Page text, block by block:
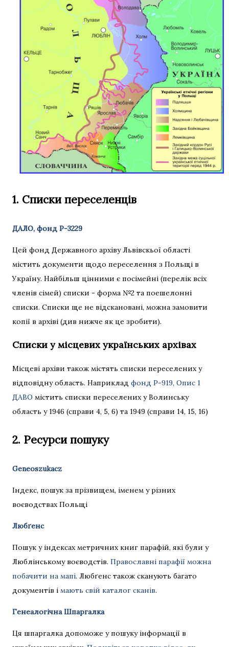
1. Списки переселенців
ДАЛО, фонд Р-3229
Цей фонд Державного архіву Львівскьої області
містить документи щодо переселення з Польщі в
Україну. Найбільш цінними є посімейні (перелік всіх
членів сімей) списки - форма №2 та поешелонні
списки. Списки ще не відскановані, можна замовити
копії в архіві (див нижче як це зробити).
Списки у місцевих українських архівах
Місцеві архіви також містять списки переселених у
відповідну область. Наприклад фонд Р-919, Опис 1
ДАВО містить списки переселених у Волинську
область у 1946 (справи 4, 5, 6) та 1949 (справи 14, 15, 16)
2. Ресурси пошуку
Geneoszukacz
Індекс, пошук за прізвищем, іменем у різних
воєводствах Польщі
Любґенс
Пошук у індексах метричних книг парафій, які були у
Люблінському воєводстів. Православні парафії можна
побачити на мапі. Любґенс також сканують багато
документів і мають свій каталог сканів.
Генеалогічна Шпаргалка
Ця шпаргалка допоможе у пошуку інформації в